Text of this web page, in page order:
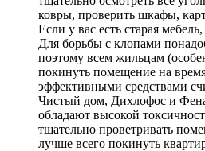
ковры, проверить шкафы,
Если у вас есть старая
Для борьбы с клопами
поэтому всем жильцам
покинуть помещение на
эффективными средствами
Чистый дом, Дихлофос и
обладают высокой
тщательно проветривать
лучше всего покинуть